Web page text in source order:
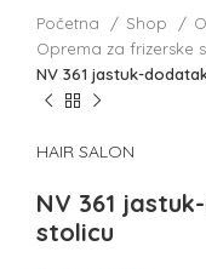
Početna Shop
Oprema za frizerske
NV 361 jastuk-
HAIR SALON
NV 361
stolicu